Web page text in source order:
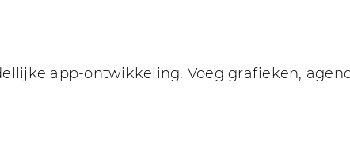
app-ontwikkeling. Voeg grafieken,